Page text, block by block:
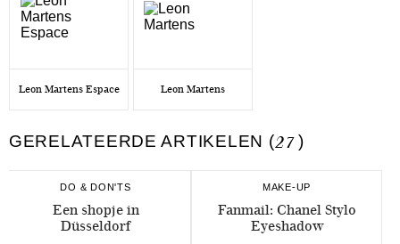
Leon Martens Espace Leon Martens
GERELATEERDE ARTIKELEN (27 )
DO & DON'TS
Een shopje in
Düsseldorf
MAKE-UP
Fanmail: Chanel Stylo
Eyeshadow